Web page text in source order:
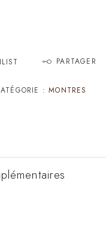
PARTAGER
:MONTRES